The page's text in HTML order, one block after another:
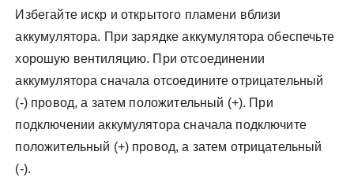
Избегайте искр и открытого пламени вблизи
аккумулятора. При зарядке аккумулятора обеспечьте
хорошую вентиляцию. При отсоединении
аккумулятора сначала отсоедините отрицательный
(-) провод, а затем положительный (+). При
подключении аккумулятора сначала подключите
положительный (+) провод, а затем отрицательный
(-).